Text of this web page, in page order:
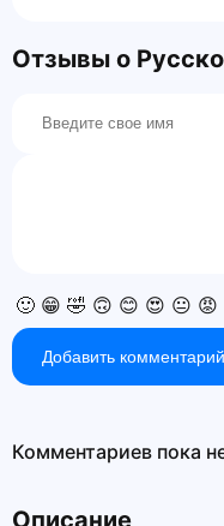
Отзывы о
🙂 😁 🤣 🙃 😊 😍 😐 😡
Добавить комментарий
Комментариев пока
Описание